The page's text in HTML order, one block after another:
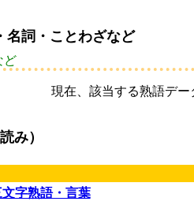
名詞・ことわざなど
ど
現在、該当する熟語デー
み）
文字熟語・言葉